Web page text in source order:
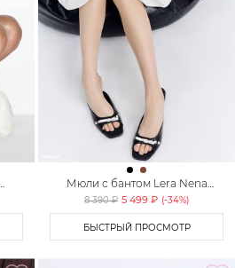
Мюли с бантом Lera Nena
Unreal
8 390 ₽ 5 499 ₽ (-34%)
БЫСТРЫЙ ПРОСМОТР